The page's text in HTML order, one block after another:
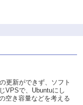
更新ができず、ソフト
VPSで、Ubuntuにし
空き容量などを考える